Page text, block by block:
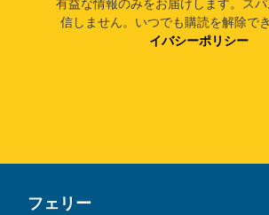
有益な情報のみをお届けします。ス
信しません。いつでも購読を解除でき
イバシーポリシー
フェリー